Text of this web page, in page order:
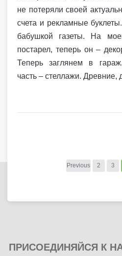
не потеряли своей
счета и рекламные
бабушкой газеты. На
постарел, теперь он –
Теперь заглянем в
часть – стеллажи. Древние,
Previous 2 3
ПРИСОЕДИНЯЙСЯ К